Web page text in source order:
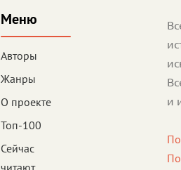
Меню
Авторы
Жанры
О проекте
Топ-100
Сейчас
читают
и